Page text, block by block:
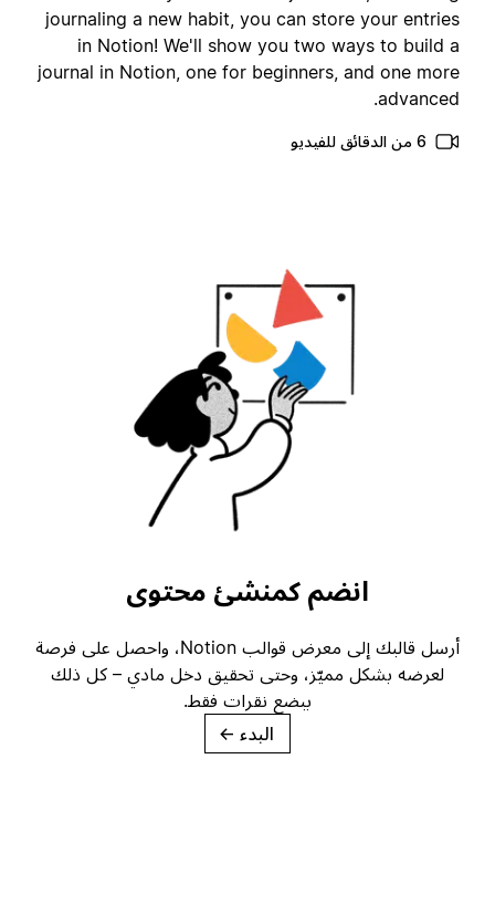
journaling a new habit, you can store your
in Notion! We'll show you two ways to build
journal in Notion, one for beginners, and one
6 من الدقائق للفيديو
انضم كمنشئ محتوى
أرسل قالبك إلى معرض قوالب Notion، واحصل على فرصة
لعرضه بشكل مميّز، وحتى تحقيق دخل مادي – كل ذلك
ببضع نقرات فقط.
→